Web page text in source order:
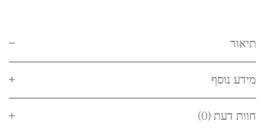
תיאור
מידע נוסף
חוות דעת (0)